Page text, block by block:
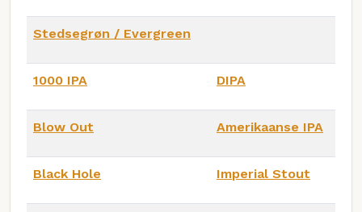
Stedsegrøn / Evergreen
1000 IPA DIPA
Blow Out Amerikaanse IPA
Black Hole Imperial Stout